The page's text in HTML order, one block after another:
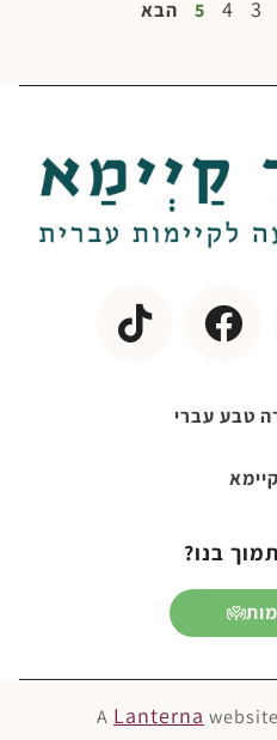
3
4
5 הבא
טבע עברי
בנו?
Lanterna website